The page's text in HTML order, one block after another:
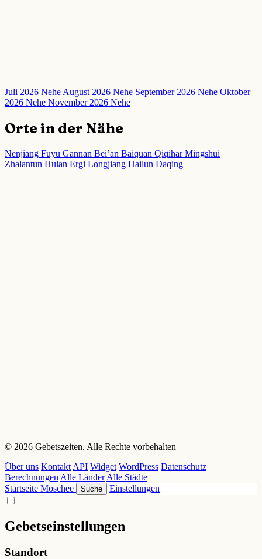
Juli 2026 NeheAugust 2026 Nehe September 2026 Nehe Oktober
2026 Nehe November 2026 Nehe
Orte in der Nähe
Nenjiang Fuyu Gannan Bei’an Baiquan QiqiharMingshui
Zhalantun Hulan Ergi Longjiang Hailun Daqing
© 2026 Gebetszeiten. Alle Rechte vorbehalten
Über uns Kontakt API Widget WordPress Datenschutz
Berechnungen Alle Länder Alle Städte
Startseite Moschee Suche Einstellungen
Gebetseinstellungen
Standort